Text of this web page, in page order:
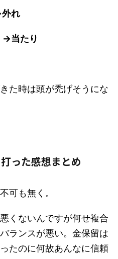
れ
→当たり
た時は頭が禿げそうにな
った感想まとめ
可も無く。
くないんですが何せ複合
ランスが悪い。金保留は
たのに何故あんなに信頼